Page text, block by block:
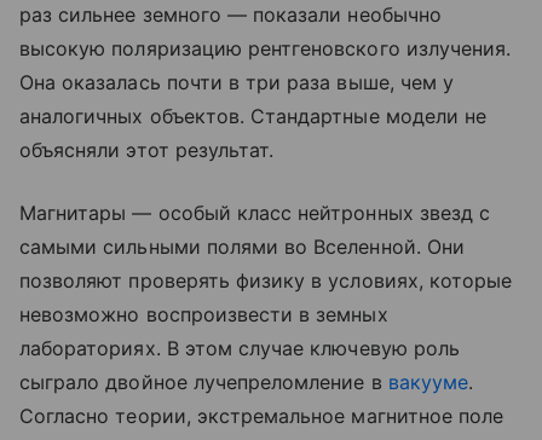
раз сильнее земного — показали необычно
высокую поляризацию рентгеновского излучения.
Она оказалась почти в три раза выше, чем у
аналогичных объектов. Стандартные модели не
объясняли этот результат.
Магнитары — особый класс нейтронных звезд с
самыми сильными полями во Вселенной. Они
позволяют проверять физику в условиях, которые
невозможно воспроизвести в земных
лабораториях. В этом случае ключевую роль
сыграло двойное лучепреломление в вакууме.
Согласно теории, экстремальное магнитное поле